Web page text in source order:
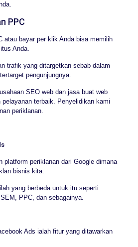
PPC
atau bayar per klik Anda bisa memilih
Anda.
trafik yang ditargetkan sebab dalam
pengunjungnya.
SEO web dan jasa buat web
terbaik. Penyelidikan kami
periklanan.
platform periklanan dari Google dimana
bisnis kita.
yang berbeda untuk itu seperti
PPC, dan sebagainya.
Ads ialah fitur yang ditawarkan